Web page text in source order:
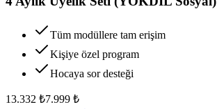
Tüm modüllere tam erişim
Kişiye özel program
Hocaya sor desteği
13.332 ₺7.999 ₺